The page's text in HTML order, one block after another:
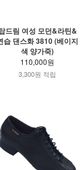
드림 여성 모던&라틴&
습 댄스화 3810 (베이지
색 양가죽)
110,000원
3,300원 적립